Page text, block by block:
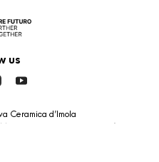
us
Ceramica d’Imola